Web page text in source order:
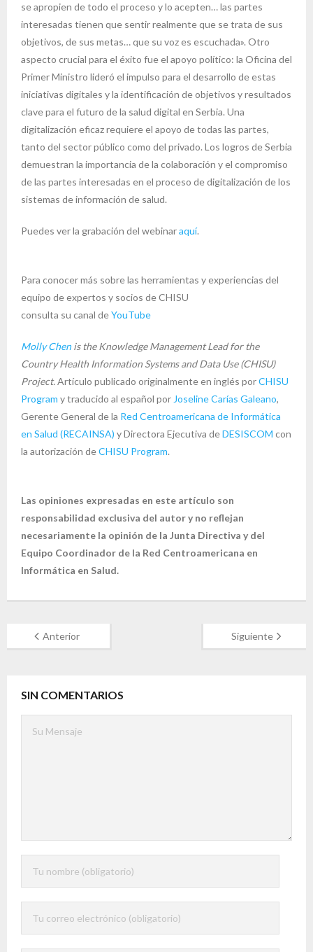
se apropien de todo el proceso y lo acepten… las partes
interesadas tienen que sentir realmente que se trata de sus
objetivos, de sus metas… que su voz es escuchada». Otro
aspecto crucial para el éxito fue el apoyo político: la Oficina del
Primer Ministro lideró el impulso para el desarrollo de estas
iniciativas digitales y la identificación de objetivos y resultados
clave para el futuro de la salud digital en Serbia. Una
digitalización eficaz requiere el apoyo de todas las partes,
tanto del sector público como del privado. Los logros de Serbia
demuestran la importancia de la colaboración y el compromiso
de las partes interesadas en el proceso de digitalización de los
sistemas de información de salud.
Puedes ver la grabación del webinaraquí.
Para conocer más sobre las herramientas y experiencias del
equipo de expertos y socios de CHISU
consulta su canal deYouTube
Molly Chenis the Knowledge Management Lead for the
Country Health Information Systems and Data Use (CHISU)
Project.Artículo publicado originalmente en inglés porCHISU
Program y traducido al español por Joseline Carías Galeano,
Gerente General de la Red Centroamericana de Informática
en Salud (RECAINSA) y Directora Ejecutiva deDESISCOM con
la autorización deCHISU Program.
Las opiniones expresadas en este artículo son
responsabilidad exclusiva del autor y no reflejan
necesariamente la opinión de la Junta Directiva y del
Equipo Coordinador de la Red Centroamericana en
Informática en Salud.
Anterior Siguiente
SIN COMENTARIOS